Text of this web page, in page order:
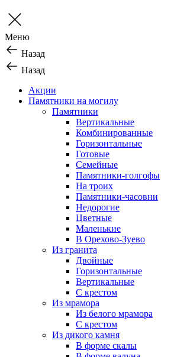
Меню
Назад
Назад
Акции
Памятники на могилу
Памятники
Вертикальные
Комбинированные
Горизонтальные
Готовые
Семейные
Памятники-голгофы
На троих
Памятники-часовни
Недорогие
Цветные
Маленькие
В Орехово-Зуево
Из гранита
Двойные
Горизонтальные
Вертикальные
С крестом
Из мрамора
Из белого мрамора
С крестом
Из дикого камня
В форме скалы